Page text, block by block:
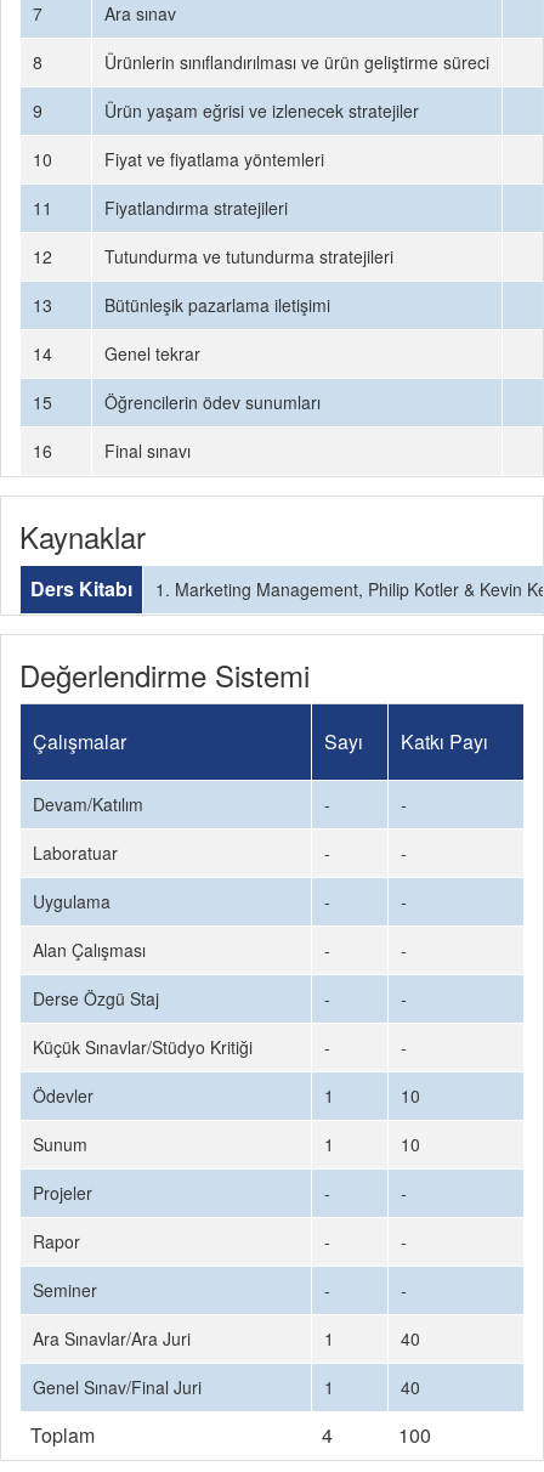
7
Ara sınav
8
Ürünlerin sınıflandırılması ve ürün geliştirme süreci
9
Ürün yaşam eğrisi ve izlenecek stratejiler
10
Fiyat ve fiyatlama yöntemleri
11
Fiyatlandırma stratejileri
12
Tutundurma ve tutundurma stratejileri
13
Bütünleşik pazarlama iletişimi
14
Genel tekrar
15
Öğrencilerin ödev sunumları
16
Final sınavı
Kaynaklar
Ders Kitabı 1. Marketing Management, Philip Kotler & Kevin
Değerlendirme Sistemi
Çalışmalar Sayı Katkı Payı
Devam/Katılım -
-
Laboratuar
-
-
Uygulama
-
-
Alan Çalışması
-
-
Derse Özgü Staj
-
-
Küçük Sınavlar/Stüdyo Kritiği
-
-
Ödevler
1
10
Sunum
1
10
Projeler
-
-
Rapor
-
-
Seminer
-
-
Ara Sınavlar/Ara Juri
1
40
Genel Sınav/Final Juri
1 40
Toplam 4 100